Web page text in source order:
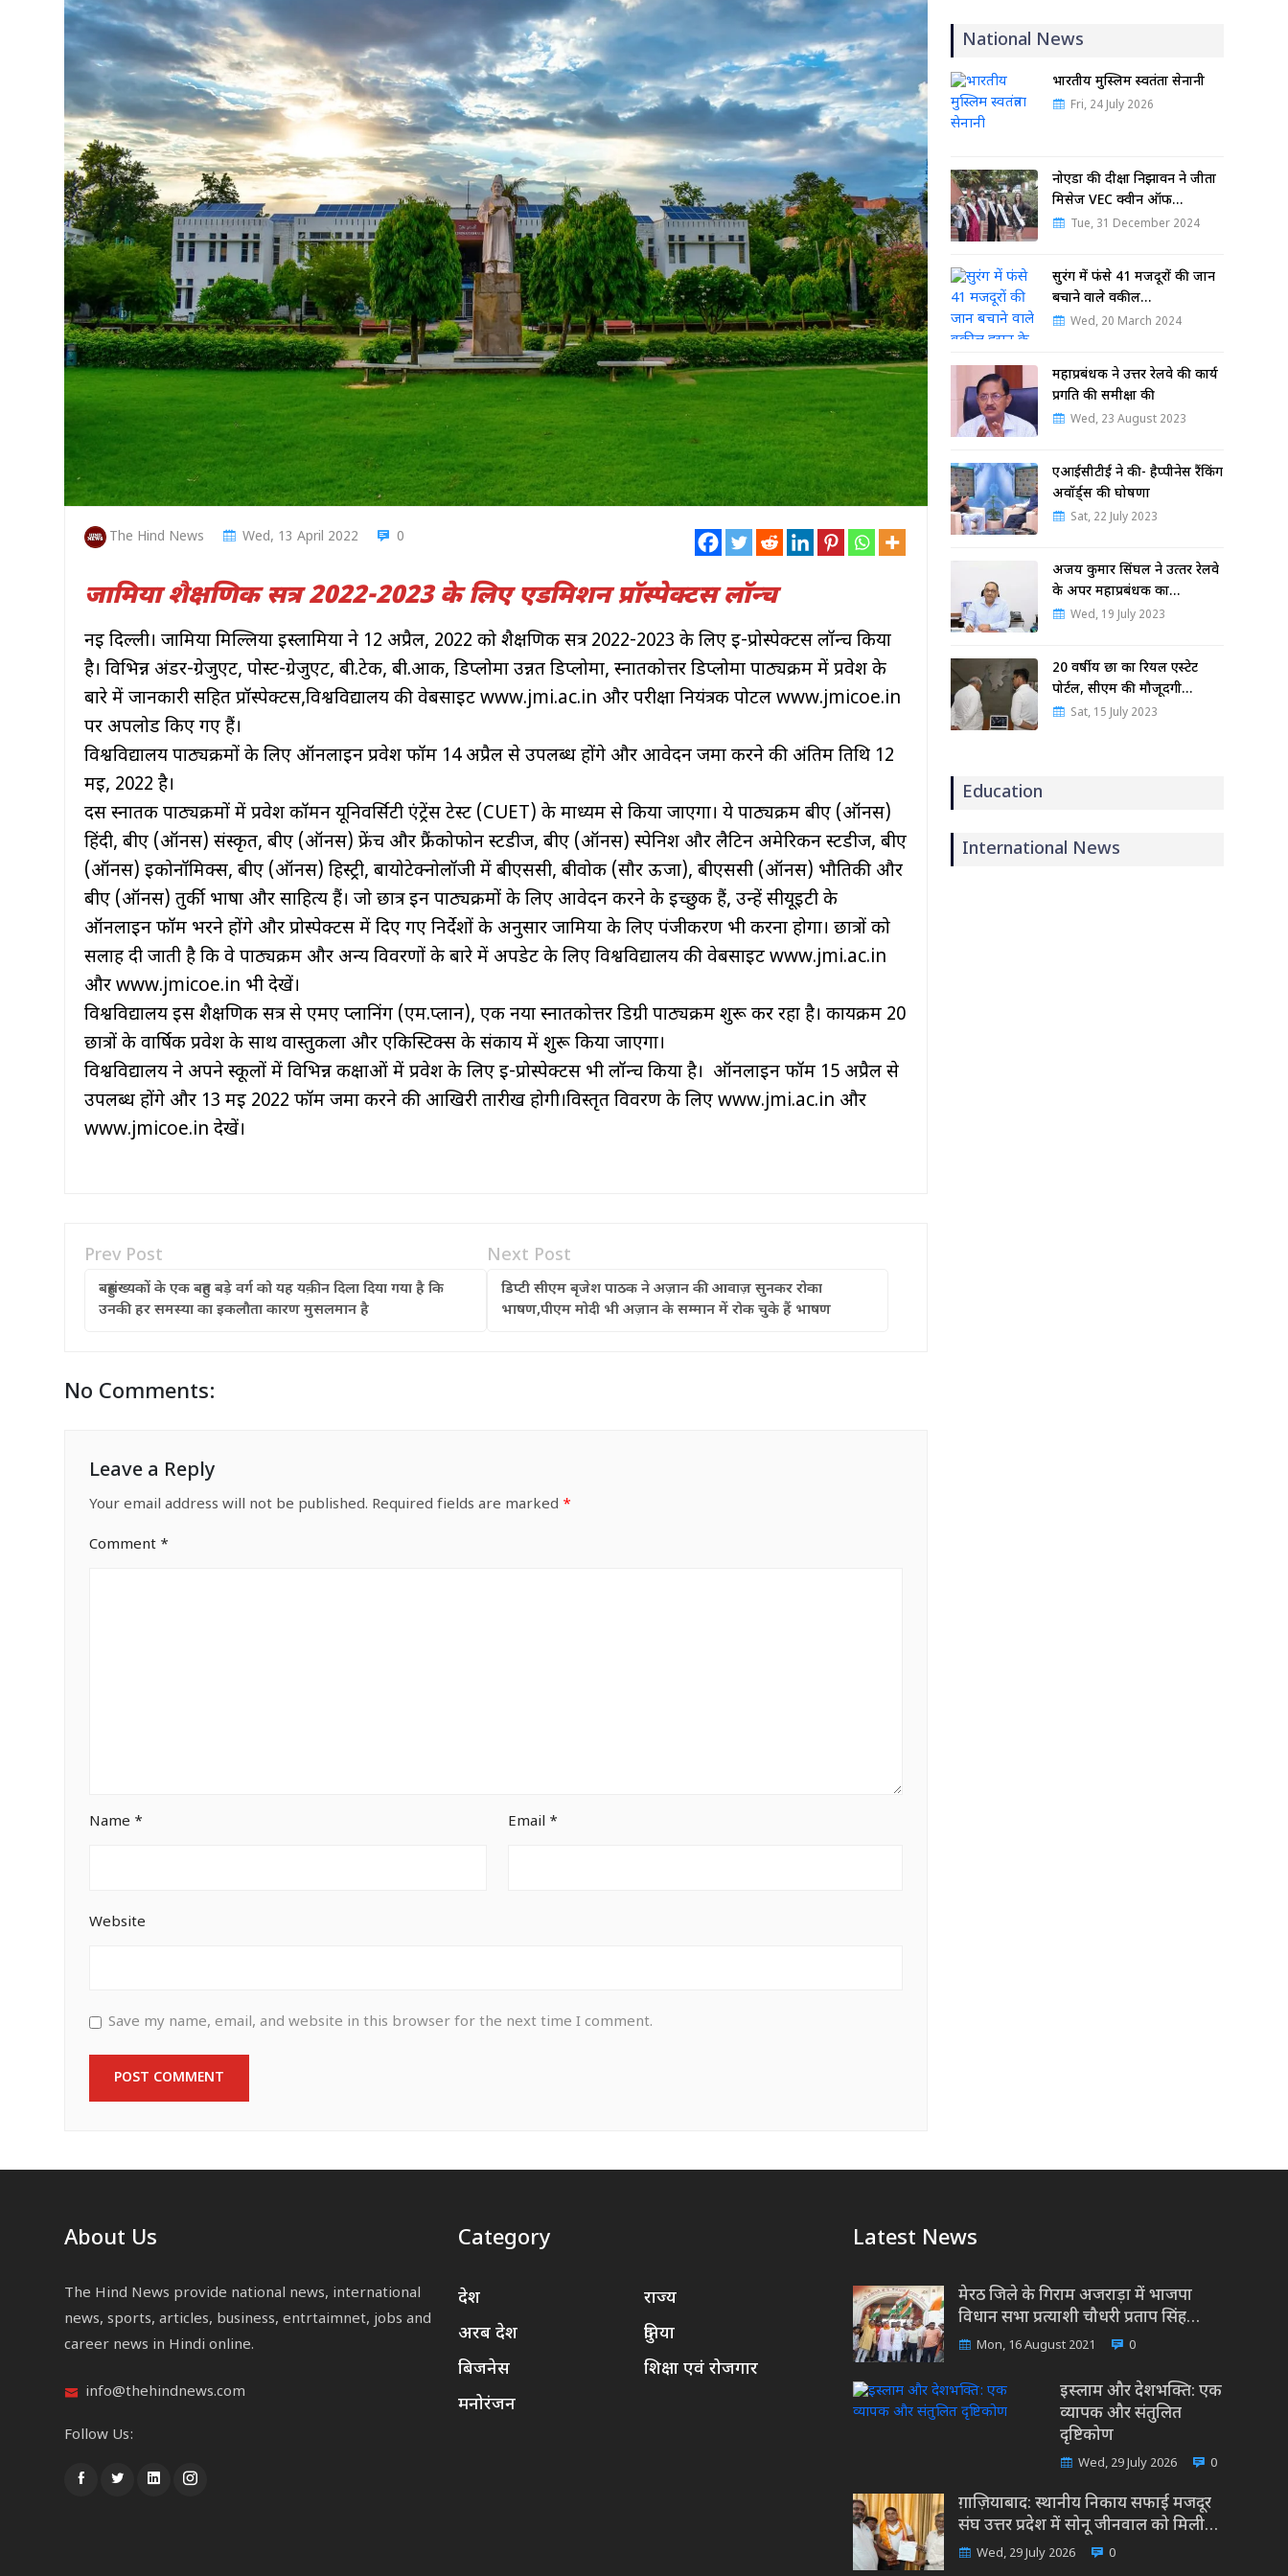
The Hind News Wed, 13 April 2022 0
जामिया शैक्षणिक सत्र 2022-2023 के लिए एडमिशन प्रॉस्पेक्टस लॉन्च
नई दिल्ली। जामिया मिल्लिया इस्लामिया ने 12 अप्रैल, 2022 को शैक्षणिक सत्र 2022-2023 के लिए ई-प्रोस्पेक्टस लॉन्च किया
है। विभिन्न अंडर-ग्रेजुएट, पोस्ट-ग्रेजुएट, बी.टेक, बी.आर्क, डिप्लोमा उन्नत डिप्लोमा, स्नातकोत्तर डिप्लोमा पाठ्यक्रम में प्रवेश के
बारे में जानकारी सहित प्रॉस्पेक्टस,विश्वविद्यालय की वेबसाइट www.jmi.ac.in और परीक्षा नियंत्रक पोर्टल www.jmicoe.in
पर अपलोड किए गए हैं।
विश्वविद्यालय पाठ्यक्रमों के लिए ऑनलाइन प्रवेश फॉर्म 14 अप्रैल से उपलब्ध होंगे और आवेदन जमा करने की अंतिम तिथि 12
मई, 2022 है।
दस स्नातक पाठ्यक्रमों में प्रवेश कॉमन यूनिवर्सिटी एंट्रेंस टेस्ट (CUET) के माध्यम से किया जाएगा। ये पाठ्यक्रम बीए (ऑनर्स)
हिंदी, बीए (ऑनर्स) संस्कृत, बीए (ऑनर्स) फ्रेंच और फ्रैंकोफोन स्टडीज, बीए (ऑनर्स) स्पेनिश और लैटिन अमेरिकन स्टडीज, बीए
(ऑनर्स) इकोनॉमिक्स, बीए (ऑनर्स) हिस्ट्री, बायोटेक्नोलॉजी में बीएससी, बीवोक (सौर ऊर्जा), बीएससी (ऑनर्स) भौतिकी और
बीए (ऑनर्स) तुर्की भाषा और साहित्य हैं। जो छात्र इन पाठ्यक्रमों के लिए आवेदन करने के इच्छुक हैं, उन्हें सीयूईटी के
ऑनलाइन फॉर्म भरने होंगे और प्रोस्पेक्टस में दिए गए निर्देशों के अनुसार जामिया के लिए पंजीकरण भी करना होगा। छात्रों को
सलाह दी जाती है कि वे पाठ्यक्रम और अन्य विवरणों के बारे में अपडेट के लिए विश्वविद्यालय की वेबसाइट www.jmi.ac.in
और www.jmicoe.in भी देखें।
विश्वविद्यालय इस शैक्षणिक सत्र से एमए प्लानिंग (एम.प्लान), एक नया स्नातकोत्तर डिग्री पाठ्यक्रम शुरू कर रहा है। कार्यक्रम 20
छात्रों के वार्षिक प्रवेश के साथ वास्तुकला और एकिस्टिक्स के संकाय में शुरू किया जाएगा।
विश्वविद्यालय ने अपने स्कूलों में विभिन्न कक्षाओं में प्रवेश के लिए ई-प्रोस्पेक्टस भी लॉन्च किया है। ऑनलाइन फॉर्म 15 अप्रैल से
उपलब्ध होंगे और 13 मई 2022 फॉर्म जमा करने की आखिरी तारीख होगी।विस्तृत विवरण के लिए www.jmi.ac.in और
www.jmicoe.in देखें।
Prev Post
बहुसंख्यकों के एक बहुत बड़े वर्ग को यह यक़ीन दिला दिया गया है कि
उनकी हर समस्या का इकलौता कारण मुसलमान है
Next Post
डिप्टी सीएम बृजेश पाठक ने अज़ान की आवाज़ सुनकर रोका
भाषण,पीएम मोदी भी अज़ान के सम्मान में रोक चुके हैं भाषण
No Comments:
Leave a Reply
Your email address will not be published. Required fields are marked *
Comment *
Name * Email *
Website
Save my name, email, and website in this browser for the next time I comment.
National News
भारतीय मुस्लिम स्वतंत्रता सेनानी
Fri, 24 July 2026
नोएडा की दीक्षा निझावन ने जीता
मिसेज VEC क्वीन ऑफ…
Tue, 31 December 2024
सुरंग में फंसे 41 मजदूरों की जान
बचाने वाले वकील…
Wed, 20 March 2024
महाप्रबंधक ने उत्तर रेलवे की कार्य
प्रगति की समीक्षा की
Wed, 23 August 2023
एआईसीटीई ने की- हैप्पीनेस रैंकिंग
अवॉर्ड्स की घोषणा
Sat, 22 July 2023
अजय कुमार सिंघल ने उत्‍तर रेलवे
के अपर महाप्रबंधक का…
Wed, 19 July 2023
20 वर्षीय छात्र का रियल एस्टेट
पोर्टल, सीएम की मौजूदगी…
Sat, 15 July 2023
Education
International News
About Us
The Hind News provide national news, international
news, sports, articles, business, entrtaimnet, jobs and
career news in Hindi online.
info@thehindnews.com
Follow Us:
Category
देश
राज्य
अरब देश
दुनिया
बिजनेस
शिक्षा एवं रोजगार
मनोरंजन
Latest News
मेरठ जिले के गिराम अजराड़ा में भाजपा
विधान सभा प्रत्याशी चौधरी प्रताप सिंह…
Mon, 16 August 2021 0
इस्लाम और देशभक्ति: एक
व्यापक और संतुलित
दृष्टिकोण
Wed, 29 July 2026 0
ग़ाज़ियाबाद: स्थानीय निकाय सफाई मजदूर
संघ उत्तर प्रदेश में सोनू जीनवाल को मिली…
Wed, 29 July 2026 0